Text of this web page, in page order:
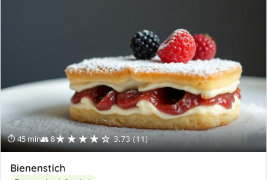
⏱ 45 min👥 8★★★★☆ 3.73 (11)
Bienenstich